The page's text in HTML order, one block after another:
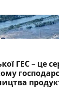
ГЕС – це